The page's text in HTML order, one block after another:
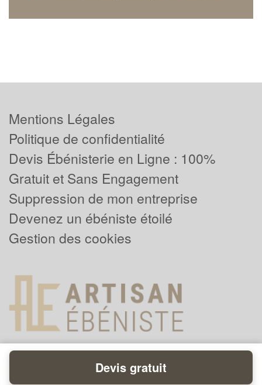
Mentions Légales
Politique de confidentialité
Devis Ébénisterie en Ligne : 100%
Gratuit et Sans Engagement
Suppression de mon entreprise
Devenez un ébéniste étoilé
Gestion des cookies
Powered byPlus que pro
Devis gratuit